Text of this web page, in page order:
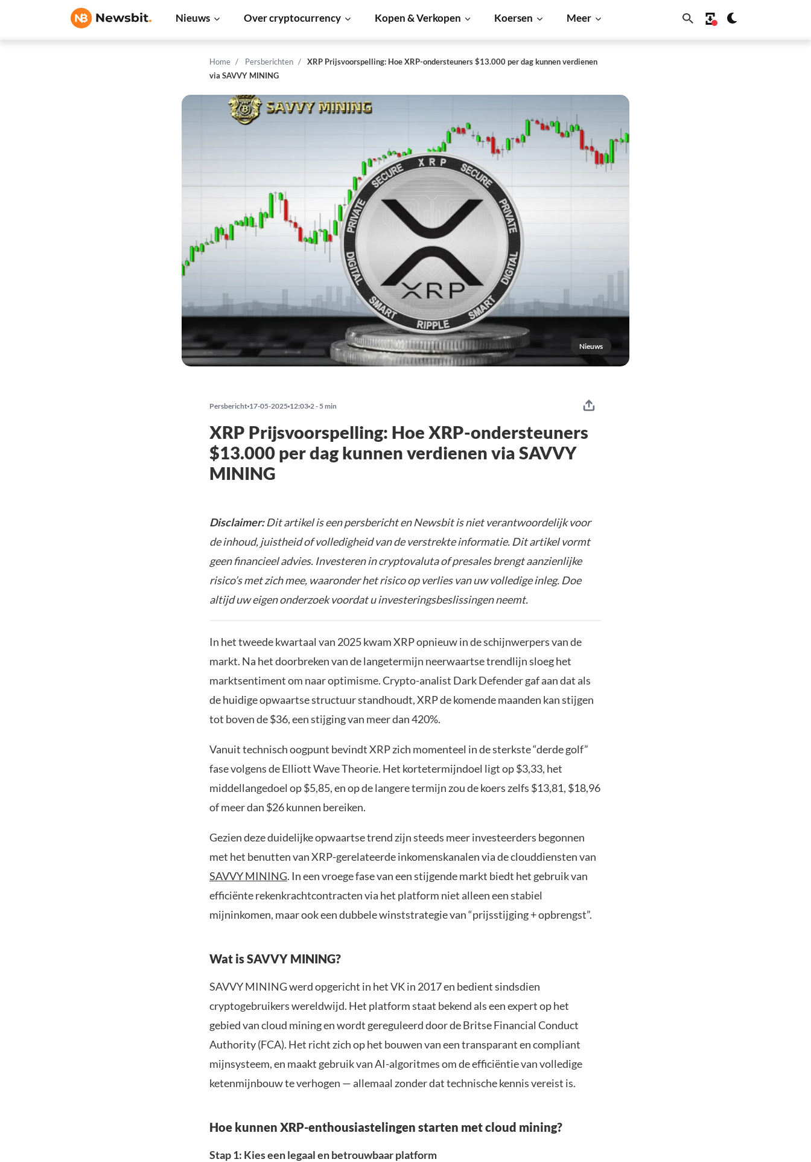
Nieuws Over cryptocurrency Kopen & Verkopen Koersen Meer
Home Persberichten
XRP Prijsvoorspelling: Hoe XRP-ondersteuners $13.000 per dag kunnen verdienen
via SAVVY MINING
Nieuws
Persbericht 17-05-2025 12:03 2 - 5 min
XRP Prijsvoorspelling: Hoe XRP-ondersteuners
$13.000 per dag kunnen verdienen via SAVVY
MINING
Disclaimer:Dit artikel is een persbericht en Newsbit is niet verantwoordelijk voor
de inhoud, juistheid of volledigheid van de verstrekte informatie. Dit artikel vormt
geen financieel advies. Investeren in cryptovaluta of presales brengt aanzienlijke
risico’s met zich mee, waaronder het risico op verlies van uw volledige inleg. Doe
altijd uw eigen onderzoek voordat u investeringsbeslissingen neemt.
In het tweede kwartaal van 2025 kwam XRP opnieuw in de schijnwerpers van de
markt. Na het doorbreken van de langetermijn neerwaartse trendlijn sloeg het
marktsentiment om naar optimisme. Crypto-analist Dark Defender gaf aan dat als
de huidige opwaartse structuur standhoudt, XRP de komende maanden kan stijgen
tot boven de $36, een stijging van meer dan 420%.
Vanuit technisch oogpunt bevindt XRP zich momenteel in de sterkste “derde golf”
fase volgens de Elliott Wave Theorie. Het kortetermijndoel ligt op $3,33, het
middellangedoel op $5,85, en op de langere termijn zou de koers zelfs $13,81, $18,96
of meer dan $26 kunnen bereiken.
Gezien deze duidelijke opwaartse trend zijn steeds meer investeerders begonnen
met het benutten van XRP-gerelateerde inkomenskanalen via de clouddiensten van
SAVVY MINING. In een vroege fase van een stijgende markt biedt het gebruik van
efficiënte rekenkrachtcontracten via het platform niet alleen een stabiel
mijninkomen, maar ook een dubbele winststrategie van “prijsstijging + opbrengst”.
Wat is SAVVY MINING?
SAVVY MINING werd opgericht in het VK in 2017 en bedient sindsdien
cryptogebruikers wereldwijd. Het platform staat bekend als een expert op het
gebied van cloud mining en wordt gereguleerd door de Britse Financial Conduct
Authority (FCA). Het richt zich op het bouwen van een transparant en compliant
mijnsysteem, en maakt gebruik van AI-algoritmes om de efficiëntie van volledige
ketenmijnbouw te verhogen — allemaal zonder dat technische kennis vereist is.
Hoe kunnen XRP-enthousiastelingen starten met cloud mining?
Stap 1: Kies een legaal en betrouwbaar platform